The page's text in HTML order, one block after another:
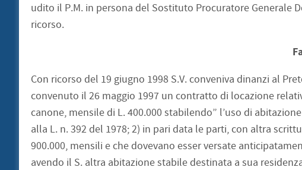
udito il P.M. in persona del Sostituto Procuratore Generale
ricorso.
Con ricorso del 19 giugno 1998 S.V. conveniva dinanzi al
convenuto il 26 maggio 1997 un contratto di locazione
canone, mensile di L. 400.000 stabilendo” l’uso di
alla L. n. 392 del 1978; 2) in pari data le parti, con altra
900.000, mensili e che dovevano esser versate
avendo il S. altra abitazione stabile destinata a sua